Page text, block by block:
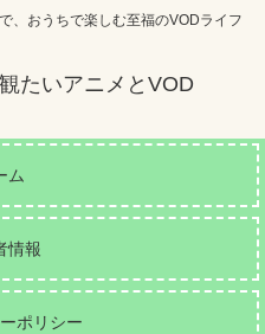
、おうちで楽しむ至福のVODライフ
たいアニメとVOD
ム
情報
ポリシー